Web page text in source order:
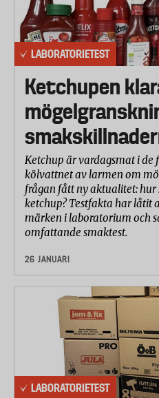
LABORATORIETEST
Ketchupen
Ketchup är vardagsmat i de
kölvattnet av larmen om
frågan fått ny aktualitet: hur
ketchup? Testfakta har låtit
märken i laboratorium och
omfattande smaktest.
26 JANUARI
LABORATORIETEST